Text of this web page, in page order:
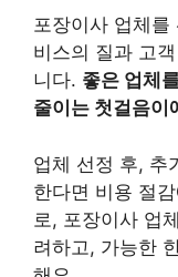
포장이사 업체를
비스의 질과 고
니다. 좋은 업체
줄이는 첫걸음이
업체 선정 후, 추
한다면 비용 절
로, 포장이사 업
려하고, 가능한